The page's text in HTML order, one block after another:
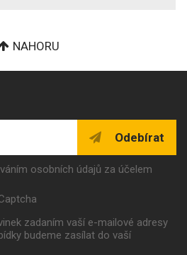
NAHORU
Odebírat
osobních údajů za účelem
zadaním vaší e-mailové adresy
budeme zasílat do vaší